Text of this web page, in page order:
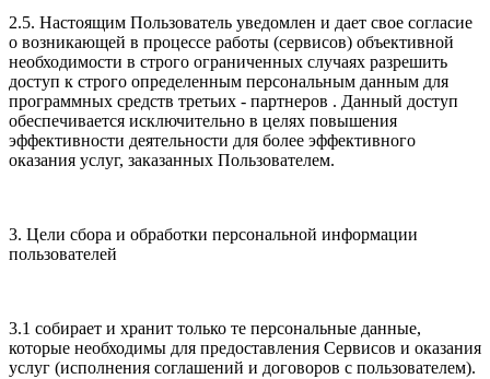
2.5. Настоящим Пользователь уведомлен и дает свое согласие
о возникающей в процессе работы (сервисов) объективной
необходимости в строго ограниченных случаях разрешить
доступ к строго определенным персональным данным для
программных средств третьих - партнеров . Данный доступ
обеспечивается исключительно в целях повышения
эффективности деятельности для более эффективного
оказания услуг, заказанных Пользователем.
3. Цели сбора и обработки персональной информации
пользователей
3.1 собирает и хранит только те персональные данные,
которые необходимы для предоставления Сервисов и оказания
услуг (исполнения соглашений и договоров с пользователем).